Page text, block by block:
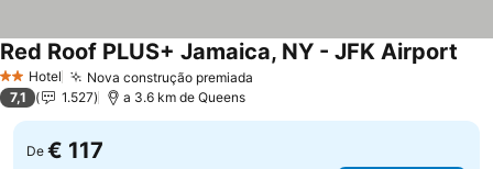
2 Estrelas
Hotel Nova construção premiada
Red Roof PLUS+ Jamaica, NY - JFK Airport
7,1 1.527 a 3.6 km de Queens
De € 117